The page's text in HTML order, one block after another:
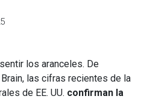
los aranceles. De
las cifras recientes de la
de EE. UU. confirman la